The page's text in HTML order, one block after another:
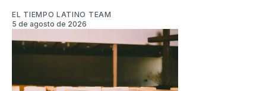
EL TIEMPO LATINO TEAM
5 de agosto de 2026